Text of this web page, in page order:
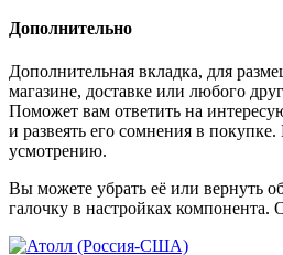
Дополнительно
Дополнительная вкладка, для
магазине, доставке или любого
Поможет вам ответить на
и развеять его сомнения в
усмотрению.
Вы можете убрать её или вернуть
галочку в настройках компонента.